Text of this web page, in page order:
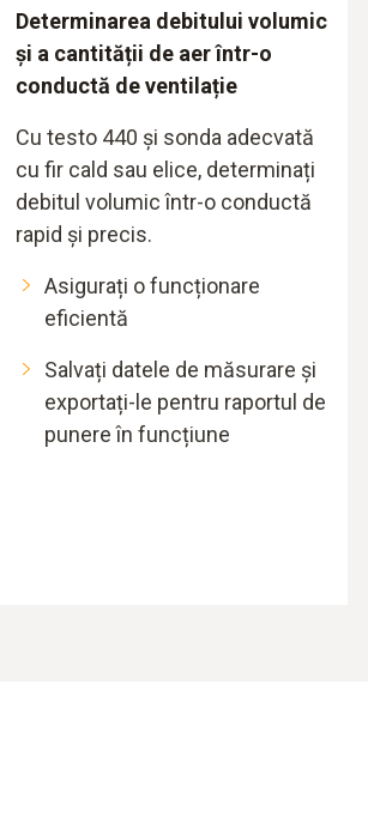
Determinarea debitului volumic
și a cantității de aer într-o
conductă de ventilație
Cu testo 440 și sonda adecvată
cu fir cald sau elice, determinați
debitul volumic într-o conductă
rapid și precis.
Asigurați o funcționare
eficientă
Salvați datele de măsurare și
exportați-le pentru raportul de
punere în funcțiune